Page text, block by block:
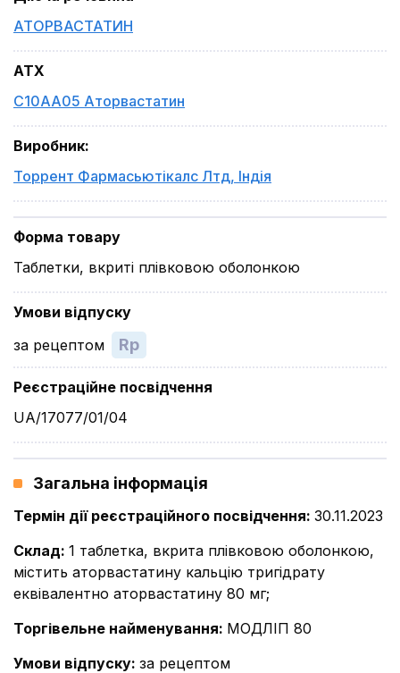
АТОРВАСТАТИН
ATX
C10AA05 Аторвастатин
Виробник:
Торрент Фармасьютікалс Лтд, Індія
Форма товару
Таблетки, вкриті плівковою оболонкою
Умови відпуску
за рецептом
Rp
Реєстраційне посвідчення
UA/17077/01/04
Загальна інформація
Термін дії реєстраційного посвідчення: 30.11.2023
Склад: 1 таблетка, вкрита плівковою оболонкою,
містить аторвастатину кальцію тригідрату
еквівалентно аторвастатину 80 мг;
Торгівельне найменування: МОДЛІП 80
Умови відпуску: за рецептом